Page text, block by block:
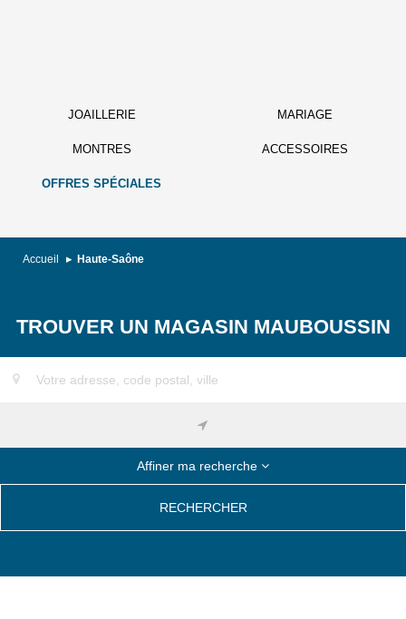
JOAILLERIE MARIAGE
MONTRES ACCESSOIRES
OFFRES SPÉCIALES
Accueil Haute-Saône
TROUVER UN MAGASIN MAUBOUSSIN
Affiner ma recherche
RECHERCHER